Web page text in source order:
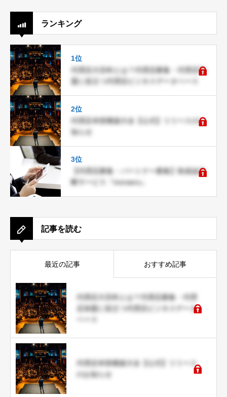
ランキング
1位
代理店大百科とは？代理店募集・代理店加
盟に役立つ代理店ビジネスデータベース
2位
代理店本部構築大全【公式】リリースのお
知らせ
3位
【代理店募集・パートナー募集】助成金診
断サービス『moraeru』
記事を読む
最近の記事 おすすめ記事
代理店大百科とは？代理店募集・代理
店加盟に役立つ代理店ビジネスデータ
代理店本部構築大全【公式】リリース
のお知らせ